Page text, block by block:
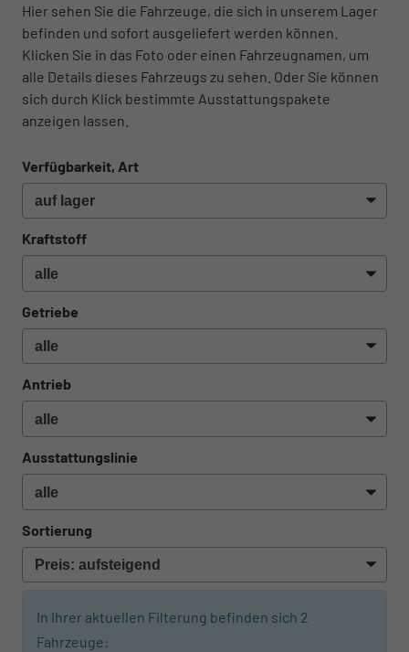
Hier sehen Sie die Fahrzeuge, die sich in unserem Lager
befinden und sofort ausgeliefert werden können.
Klicken Sie in das Foto oder einen Fahrzeugnamen, um
alle Details dieses Fahrzeugs zu sehen. Oder Sie können
sich durch Klick bestimmte Ausstattungspakete
anzeigen lassen.
Verfügbarkeit, Art
Kraftstoff
Getriebe
Antrieb
Ausstattungslinie
Sortierung
In Ihrer aktuellen Filterung befinden sich 2
Fahrzeuge: